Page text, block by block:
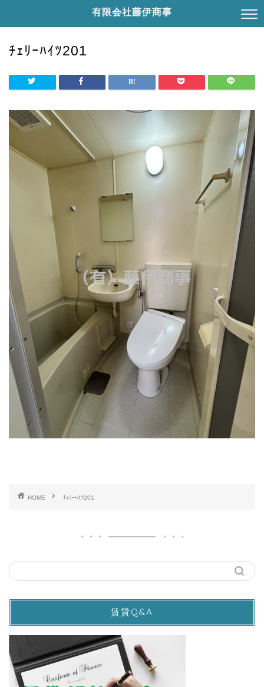
有限会社藤伊商事
ﾁｪﾘｰﾊｲﾂ201
HOME ﾁｪﾘｰﾊｲﾂ201
賃貸Q&A